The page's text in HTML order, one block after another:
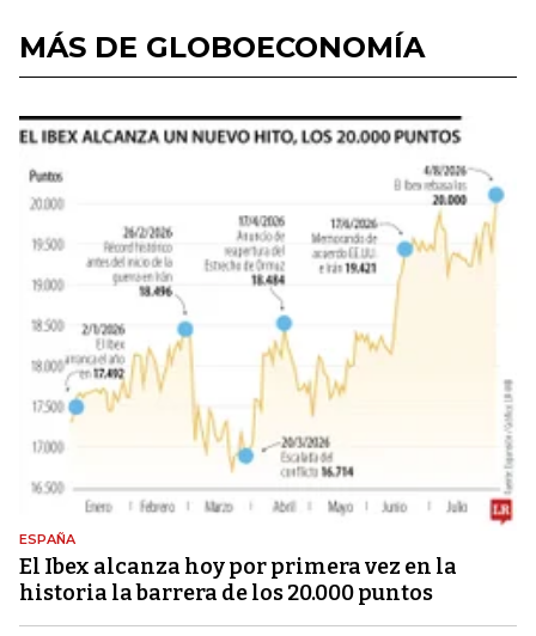
MÁS DE GLOBOECONOMÍA
ESPAÑA
El Ibex alcanza hoy por primera vez en la
historia la barrera de los 20.000 puntos